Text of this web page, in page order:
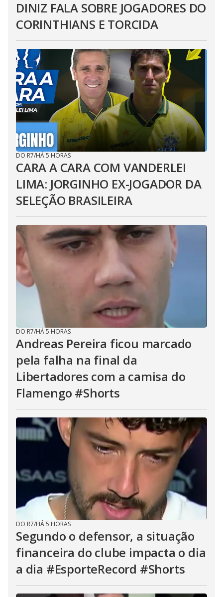
DINIZ FALA SOBRE JOGADORES DO
CORINTHIANS E TORCIDA
DO R7/HÁ 5 HORAS
CARA A CARA COM VANDERLEI
LIMA: JORGINHO EX-JOGADOR DA
SELEÇÃO BRASILEIRA
DO R7/HÁ 5 HORAS
Andreas Pereira ficou marcado
pela falha na final da
Libertadores com a camisa do
Flamengo #Shorts
DO R7/HÁ 5 HORAS
Segundo o defensor, a situação
financeira do clube impacta o dia
a dia #EsporteRecord #Shorts